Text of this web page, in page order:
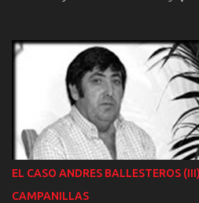
Los Ladrillos del Misterio - UAPs,
Pentágono - Los OVNIs en el
Construyeron las Pirámides de
Mente - UMMO, el Mensaje Cifrado
Magdalena - El Primer
del Periodismo del Misterio -
Reflexiones de Jacques Vallée -
EL CASO ANDRES BALLESTEROS
CAMPANILLAS